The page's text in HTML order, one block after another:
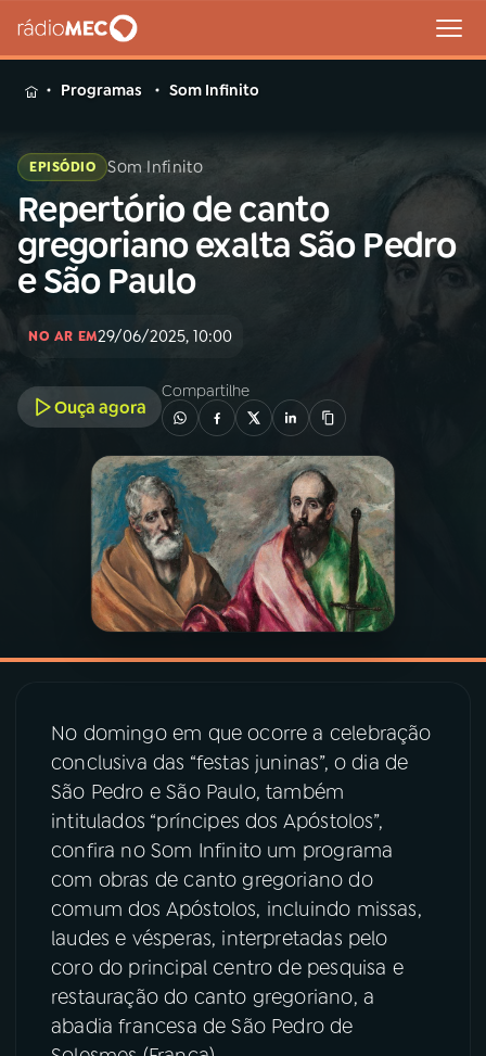
MENU
Buscar
na
Rádio
MEC
Buscar
A RÁDIO
PROGRAMAÇÃO
PROGRAMAS
VIDEOCASTS
07ÚLTIMAS
PRÊMIO RÁDIO MEC
ACOMPANHE A RÁDIO MEC
YouTube Facebook
Programas Som Infinito
EPISÓDIO Som Infinito
Repertório de canto
gregoriano exalta São Pedro
e São Paulo
NO AR EM29/06/2025, 10:00
Ouça agora
Compartilhe
No domingo em que ocorre a celebração
conclusiva das “festas juninas”, o dia de
São Pedro e São Paulo, também
intitulados “príncipes dos Apóstolos”,
confira no Som Infinito um programa
com obras de canto gregoriano do
comum dos Apóstolos, incluindo missas,
laudes e vésperas, interpretadas pelo
coro do principal centro de pesquisa e
restauração do canto gregoriano, a
abadia francesa de São Pedro de